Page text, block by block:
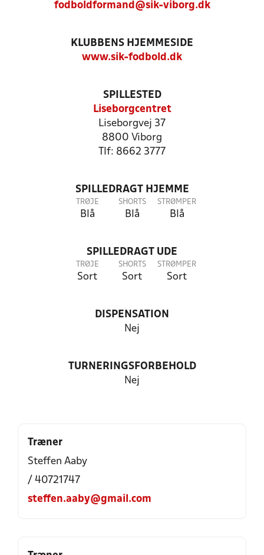
fodboldformand@sik-viborg.dk
KLUBBENS HJEMMESIDE
www.sik-fodbold.dk
SPILLESTED
Liseborgcentret
Liseborgvej 37
8800 Viborg
Tlf: 8662 3777
SPILLEDRAGT HJEMME
TRØJE
Blå
SHORTS
Blå
STRØMPER
Blå
SPILLEDRAGT UDE
TRØJE
Sort
SHORTS
Sort
STRØMPER
Sort
DISPENSATION
Nej
TURNERINGSFORBEHOLD
Nej
Træner
Steffen Aaby
/ 40721747
steffen.aaby@gmail.com